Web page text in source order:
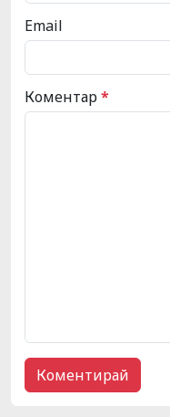
Email
Коментар*